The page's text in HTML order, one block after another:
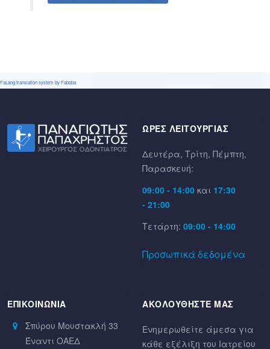
FaLang translation system by Faboba
ΩΡΕΣ ΛΕΙΤΟΥΡΓΙΑΣ
Δευτέρα, Τρίτη, Πέμπτη,
Παρασκευή:
09:00 - 14:00 και 17:30
- 21:00
Τετάρτη: 09:00 - 14:00
Προσωπικά δεδομένα
ΕΠΙΚΟΙΝΩΝΊΑ
Σπύρου Μουστακλή 33
Έναντι ΟΑΕΔ
ΑΚΟΛΟΥΘΗΣΤΕ ΜΑΣ
Ενημερωθείτε άμεσα για
κάθε εξέλιξη του Ιατρείου